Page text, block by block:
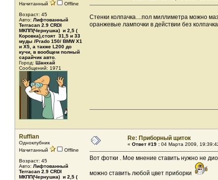
Начитанный
Offline
Возраст: 45
Авто: Лифтованный
Terracan 2.9 CRDI
МКПП(Чернушка) и 2,5 (
Коровка),стоят 31,5 и 33
муды /Prado 150/ BMW X1
и X5, а также L200 до
кучи, в вообщем полный
сарайчик авто.
Город: Шанхай
Сообщений: 1971
Стенки колпачка....пол миллиметра можно
оранжевые лампочки в действии без
Ruffian
Одноклубник
Начитанный
Offline
Возраст: 45
Авто: Лифтованный
Terracan 2.9 CRDI
МКПП(Чернушка) и 2,5 (
Re: Приборный щиток
« Ответ #19 : 04 Марта 2009,
Вот фотки . Мое мнение ставить нужно не
можно ставить любой цвет приборки